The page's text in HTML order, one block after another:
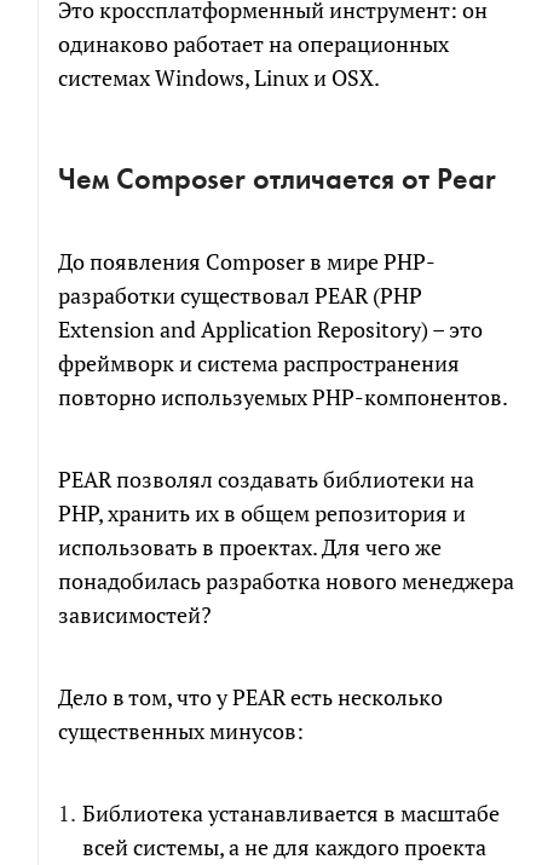
Это кроссплатформенный инструмент: он
одинаково работает на операционных
системах Windows, Linux и OSX.
Чем Composer отличается от Pear
До появления Composer в мире PHP-
разработки существовал PEAR (PHP
Extension and Application Repository) – это
фреймворк и система распространения
повторно используемых PHP-компонентов.
PEAR позволял создавать библиотеки на
PHP, хранить их в общем репозитория и
использовать в проектах. Для чего же
понадобилась разработка нового менеджера
зависимостей?
Дело в том, что у PEAR есть несколько
существенных минусов:
Библиотека устанавливается в масштабе
всей системы, а не для каждого проекта
РАСЧЕТ СМЕТЫ
вам
обращаться
Телефон
Чтобы не беспокоить вас звонками, мы
напишем в мессенджер для выбора
Электронная
почта
Новый проект Развитие проекта
задачу
ПОЧТИ ГОТОВО!
возможностью посмотреть диалоги и результаты
к
вам
обращаться
Телефон
СКАЧАТЬ
Я соглашаюсь на обработку персональных
персональных данных
Я согласен на получение информационных и